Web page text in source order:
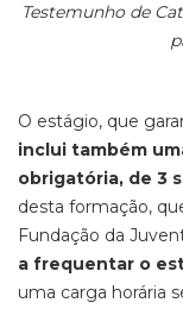
Testemunho de
O estágio, que
inclui também
obrigatória, de 3
desta formação,
Fundação da
a frequentar o
uma carga horária